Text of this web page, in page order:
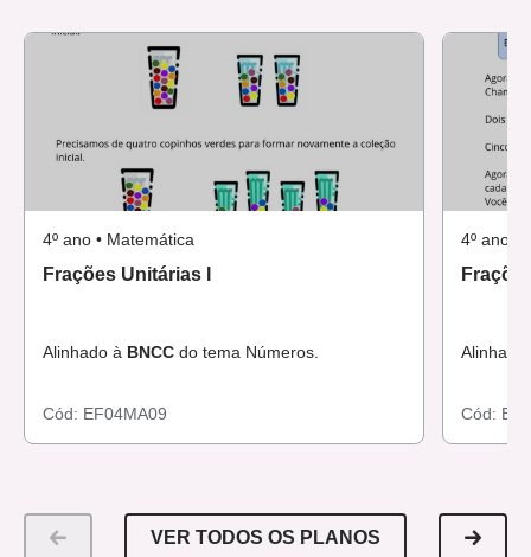
4º ano • Matemática
Frações Unitárias I
Alinhado à BNCC do tema Números.
Cód: EF04MA09
4º ano •
Cód:
VER TODOS OS PLANOS